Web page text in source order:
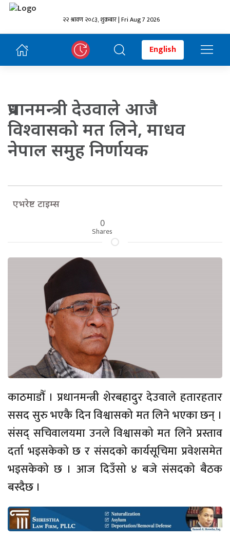
२२ श्रावण २०८३, शुक्रबार | Fri Aug 7 2026
English
प्रधानमन्त्री देउवाले आजै
विश्वासको मत लिने, माधव
नेपाल समुह निर्णायक
एभरेष्ट टाइम्स
0
Shares
काठमाडौँ । प्रधानमन्त्री शेरबहादुर देउवाले हतारहतार
स‌सद सुरु भएकै दिन विश्वासको मत लिने भएका छन् ।
संसद् सचिवालयमा उनले विश्वासको मत लिने प्रस्ताव
दर्ता भइसकेको छ र संसदको कार्यसूचिमा प्रवेशसमेत
भइसकेको छ । आज दिउँसो ४ बजे संसदको बैठक
बस्दैछ ।